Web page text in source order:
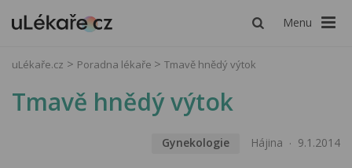
Menu
uLékaře.cz Poradna lékaře Tmavě hnědý výtok
Tmavě hnědý výtok
Gynekologie Hájina 9.1.2014